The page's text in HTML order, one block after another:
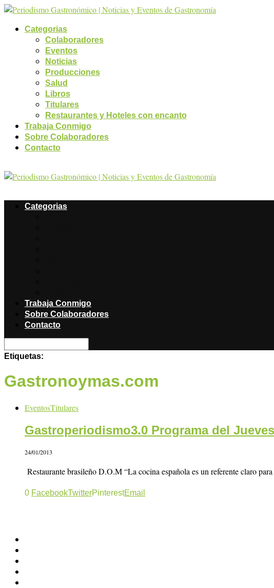
Categorias
Colaboradores
Eventos
Noticias
Producciones
Salud
Libros
Titulares
Restaurantes y Hoteles con encanto
Trabaja Conmigo
Sobre Colaboradores
Contacto
Categorias
Trabaja Conmigo
Sobre Colaboradores
Contacto
Etiquetas:
Gastronoymas.com
EventosTitulares
Gastroperiodismo3.0 Programa del
24/01/2013
Restaurante brasileño D.O.M “La cocina española es un referente claro
0 FacebookTwitterPinterestEmail